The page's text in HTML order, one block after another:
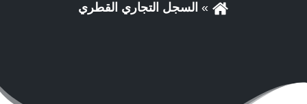
السجل التجاري القطري